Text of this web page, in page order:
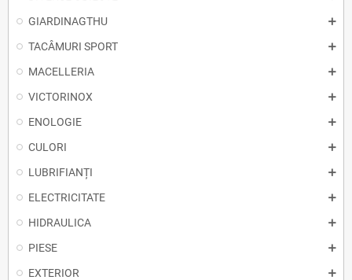
GIARDINAGTHU
TACÂMURI SPORT
MACELLERIA
VICTORINOX
ENOLOGIE
CULORI
LUBRIFIANȚI
ELECTRICITATE
HIDRAULICA
PIESE
EXTERIOR